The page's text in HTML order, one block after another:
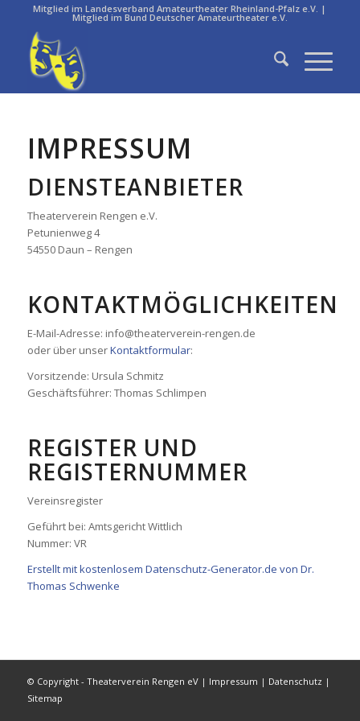
Mitglied im Landesverband Amateurtheater Rheinland-Pfalz e.V. |
Mitglied im Bund Deutscher Amateurtheater e.V.
IMPRESSUM
DIENSTEANBIETER
Theaterverein Rengen e.V.
Petunienweg 4
54550 Daun – Rengen
KONTAKTMÖGLICHKEITEN
E-Mail-Adresse: info@theaterverein-rengen.de
oder über unserKontaktformular:
Vorsitzende: Ursula Schmitz
Geschäftsführer: Thomas Schlimpen
REGISTER UND
REGISTERNUMMER
Vereinsregister
Geführt bei: Amtsgericht Wittlich
Nummer: VR
Erstellt mit kostenlosem Datenschutz-Generator.de von Dr.
Thomas Schwenke
© Copyright - Theaterverein Rengen eV| Impressum | Datenschutz |
Sitemap